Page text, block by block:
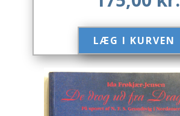
Drikkevare / Øl / Vin
Engelsk
Erhverv
LÆG I KURVEN​